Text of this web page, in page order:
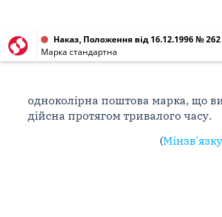
Наказ, Положення від 16.12.1996 № 262
Марка стандартна